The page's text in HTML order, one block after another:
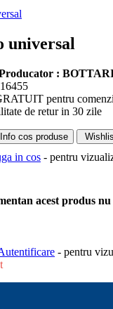
universal
:
16455
pentru
de retur in 30 zile
Info cos produse
in cos - pentru
acest produs
- pentru